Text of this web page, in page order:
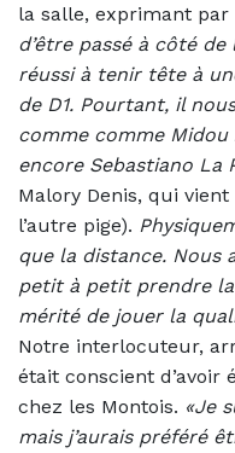
la salle, exprimant
d’être passé à côté
réussi à tenir tête à
de D1. Pourtant, il
comme comme Midou
encore Sebastiano La
Malory Denis, qui
l’autre pige).
que la distance. Nous
petit à petit prendre
mérité de jouer la
Notre interlocuteur,
était conscient d’avoir
chez les Montois. «Je
mais j’aurais préféré